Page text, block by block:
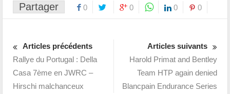
Partager 0 0 0 0
Articles précédents
Rallye du Portugal : Della
Casa 7ème en JWRC –
Hirschi malchanceux
Articles suivants
Harold Primat and Bentley
Team HTP again denied
Blancpain Endurance Series